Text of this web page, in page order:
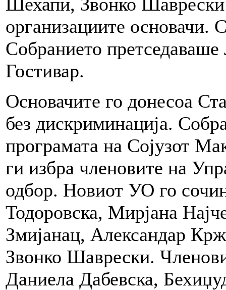
организациите основачи.
Собранието
Гостивар.
Основачите го донесоа
без дискриминација.
програмата на Сојузот
ги избра членовите на
одбор. Новиот УО го
Тодоровска, Мирјана
Змијанац, Александар
Звонко Шаврески.
Даниела Дабевска,